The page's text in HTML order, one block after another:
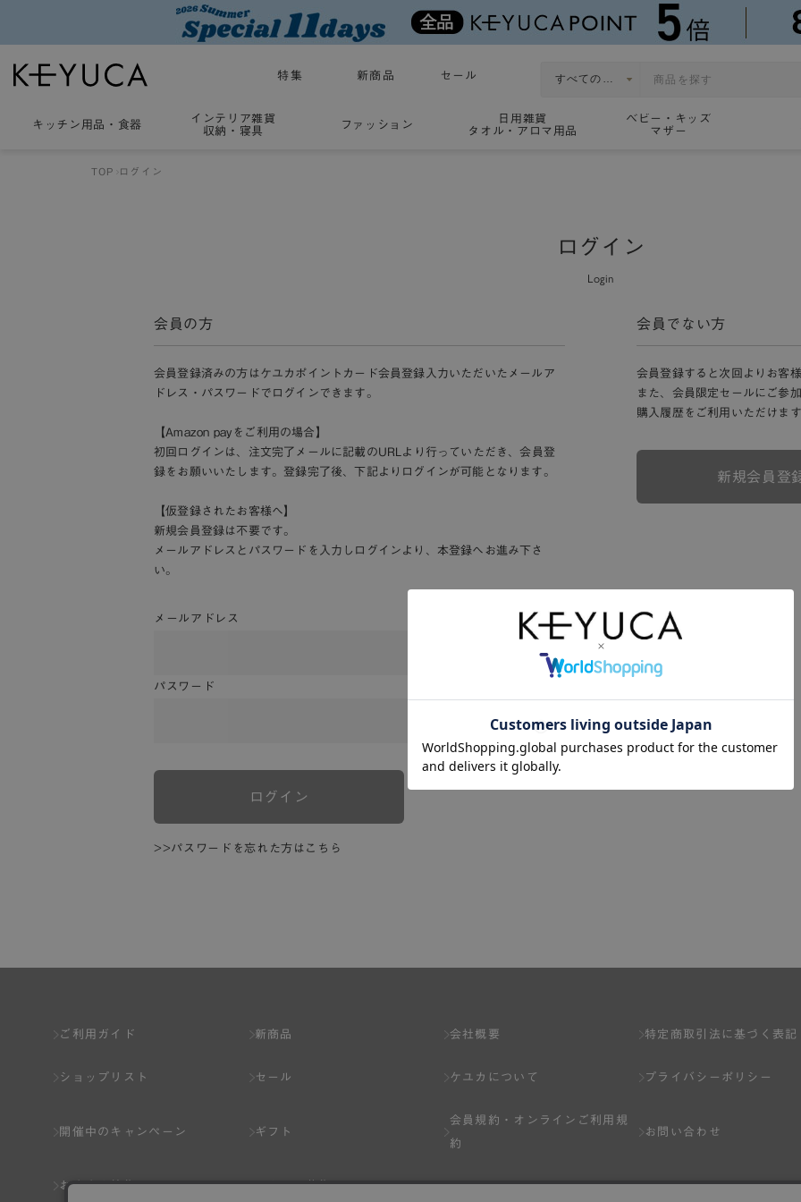
特集 新商品 セール
キッチン用品 ・ 食器
インテリア雑貨
収納・寝具
ファッション
日用雑貨
タオル・アロマ用品
ベビー・キッズ
マザー
TOP ログイン
ログイン
Login
会員の方
会員登録済みの方はケユカポイントカード会員登録入力いただいたメールア
ドレス・パスワードでログインできます。
【Amazon payをご利用の場合】
初回ログインは、注文完了メールに記載のURLより行っていただき、会員登
録をお願いいたします。登録完了後、下記よりログインが可能となります。
【仮登録されたお客様へ】
新規会員登録は不要です。
メールアドレスとパスワードを入力しログインより、本登録へお進み下さ
い。
メールアドレス
パスワード
ログイン
>>パスワードを忘れた方はこちら
会員でない方
会員登録すると次回よりお客
また、会員限定セールにご参
購入履歴をご利用いただけま
新規会員登
ご利用ガイド
ショップリスト
開催中のキャンペーン
おすすめ特集
新商品
セール
ギフト
スタッフ募集
会社概要
ケユカについて
会員規約・
オンラインご利用規
約
Q&A
特定商取引法に基づく表記
プライバシーポリシー
お問い合わせ